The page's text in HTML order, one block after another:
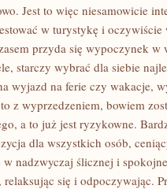
Jest to więc niesamowicie
w turystykę i
przyda się wypoczynek
starczy wybrać dla siebie
wyjazd na ferie czy wakacje,
z wyprzedzeniem, bowiem
a to już jest ryzykowne.
dla wszystkich osób,
w nadzwyczaj ślicznej i
się i odpoczywając.